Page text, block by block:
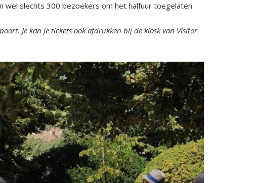
wel slechts 300 bezoekers om het halfuur toegelaten.
Je kan je tickets ook afdrukken bij de kiosk van Visitor